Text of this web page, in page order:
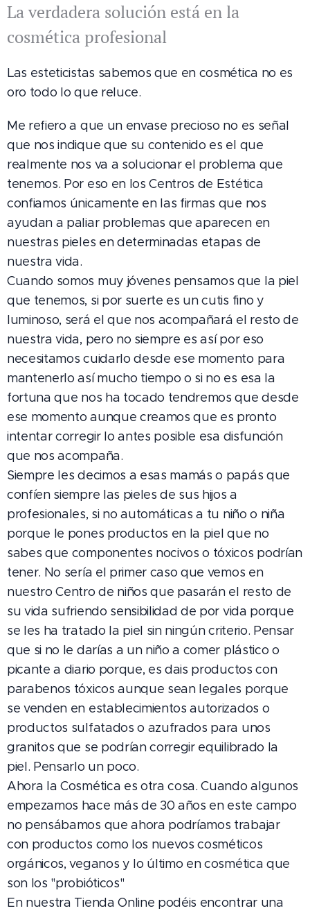
La verdadera solución está en la
cosmética profesional
Las esteticistas sabemos que en cosmética no es
oro todo lo que reluce.
Me refiero a que un envase precioso no es señal
que nos indique que su contenido es el que
realmente nos va a solucionar el problema que
tenemos. Por eso en los Centros de Estética
confiamos únicamente en las firmas que nos
ayudan a paliar problemas que aparecen en
nuestras pieles en determinadas etapas de
nuestra vida.
Cuando somos muy jóvenes pensamos que la piel
que tenemos, si por suerte es un cutis fino y
luminoso, será el que nos acompañará el resto de
nuestra vida, pero no siempre es así por eso
necesitamos cuidarlo desde ese momento para
mantenerlo así mucho tiempo o si no es esa la
fortuna que nos ha tocado tendremos que desde
ese momento aunque creamos que es pronto
intentar corregir lo antes posible esa disfunción
que nos acompaña.
Siempre les decimos a esas mamás o papás que
confíen siempre las pieles de sus hijos a
profesionales, si no automáticas a tu niño o niña
porque le pones productos en la piel que no
sabes que componentes nocivos o tóxicos podrían
tener. No sería el primer caso que vemos en
nuestro Centro de niños que pasarán el resto de
su vida sufriendo sensibilidad de por vida porque
se les ha tratado la piel sin ningún criterio. Pensar
que si no le darías a un niño a comer plástico o
picante a diario porque, es dais productos con
parabenos tóxicos aunque sean legales porque
se venden en establecimientos autorizados o
productos sulfatados o azufrados para unos
granitos que se podrían corregir equilibrado la
piel. Pensarlo un poco.
Ahora la Cosmética es otra cosa. Cuando algunos
empezamos hace más de 30 años en este campo
no pensábamos que ahora podríamos trabajar
con productos como los nuevos cosméticos
orgánicos, veganos y lo último en cosmética que
son los "probióticos"
En nuestra Tienda Online podéis encontrar una